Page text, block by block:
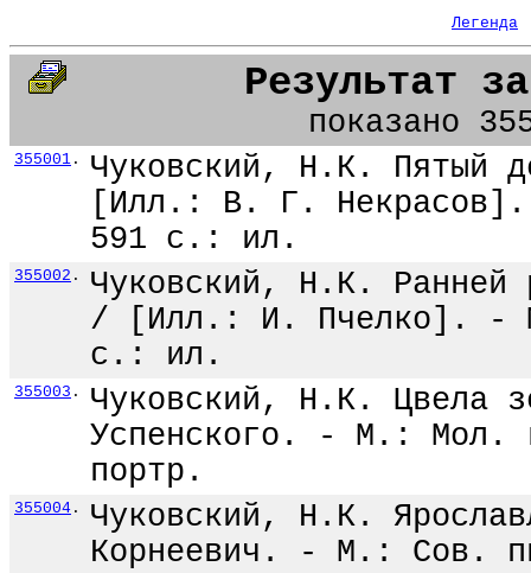
Легенда
Результат
показано
355001 .
Чуковский, Н.К. Пятый
[Илл.: В. Г.
591 с.: ил.
355002 .
Чуковский, Н.К.
/ [Илл.: И. Пчелко]. -
с.: ил.
355003 .
Чуковский, Н.К. Цвела
Успенского. - М.:
портр.
355004 .
Чуковский, Н.К.
Корнеевич. - М.: Сов.